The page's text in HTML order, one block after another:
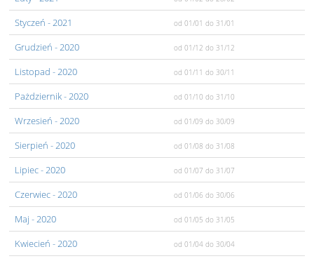
Styczeń - 2021 od 01/01 do 31/01
Grudzień - 2020 od 01/12 do 31/12
Listopad - 2020 od 01/11 do 30/11
Pażdziernik- 2020 od 01/10 do 31/10
Wrzesień - 2020 od 01/09 do 30/09
Sierpień - 2020 od 01/08 do 31/08
Lipiec- 2020 od 01/07 do 31/07
Czerwiec- 2020 od 01/06 do 30/06
Maj - 2020 od 01/05 do 31/05
Kwiecień - 2020 od 01/04 do 30/04